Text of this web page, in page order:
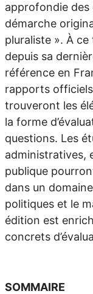
approfondie des
démarche
pluraliste ». À
depuis sa
référence en
rapports
trouveront les
la forme
questions. Les
administratives,
publique
dans un
politiques et le
édition est
concrets
SOMMAIRE